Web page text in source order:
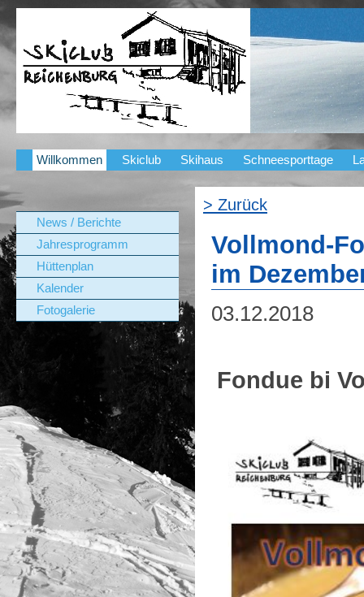
Willkommen Skiclub Skihaus Schneesporttage
News / Berichte
Jahresprogramm
Hüttenplan
Kalender
Fotogalerie
> Zurück
Vollmond-
im
03.12.2018
Fondue bi